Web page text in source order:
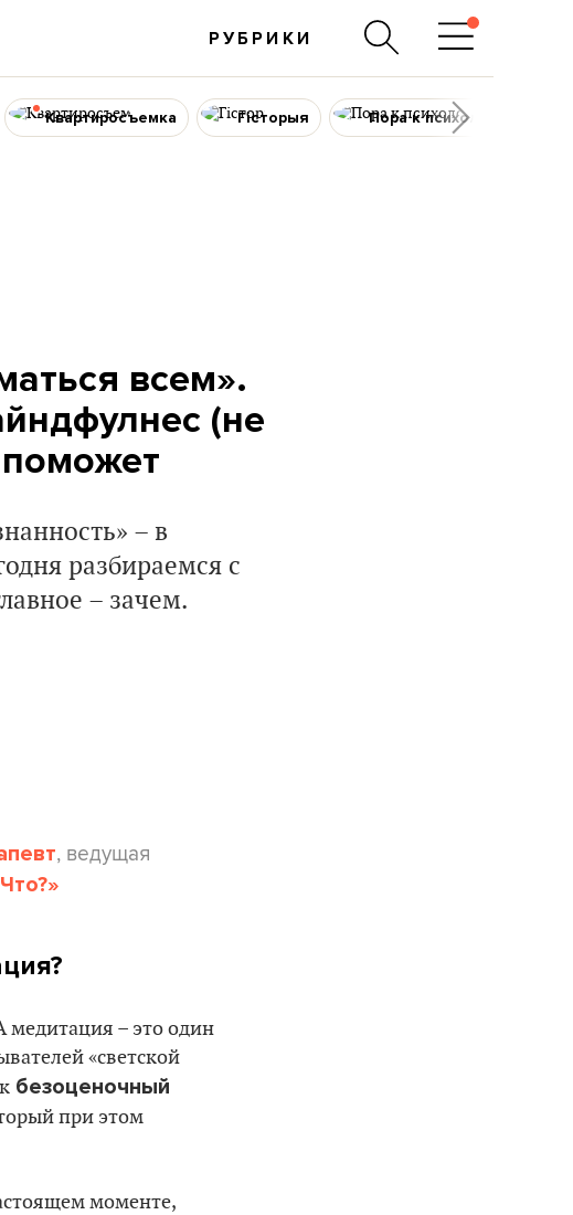
РУБРИКИ
Квартиросъемка Гісторыя Пора к психологу
всем».
(не
– в
разбираемся с
– зачем.
, ведущая
медитация – это один
«светской
безоценочный
при этом
моменте,